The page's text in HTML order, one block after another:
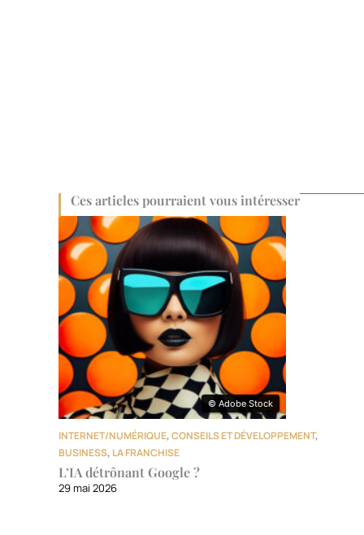
Ces articles pourraient vous intéresser
© Adobe Stock
© Adobe Stock
INTERNET/NUMÉRIQUE,CONSEILS ET DÉVELOPPEMENT,
BUSINESS, LA FRANCHISE
L’IA détrônant Google ?
29 mai 2026